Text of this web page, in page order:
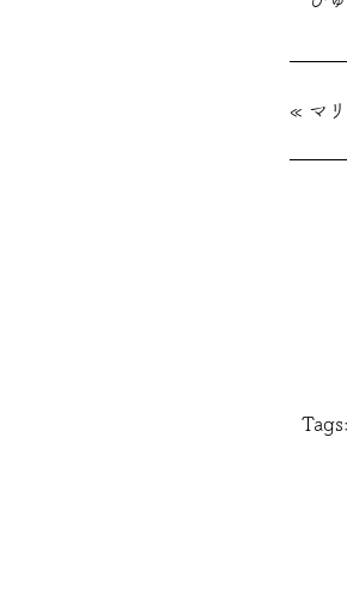
« マ
Tags: